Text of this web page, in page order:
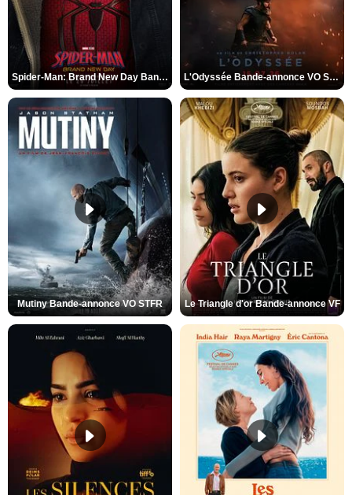
Spider-Man: Brand New Day Bande-annonce VO STFR L'Odyssée Bande-annonce VO STFR
Mutiny Bande-annonce VO STFR Le Triangle d'or Bande-annonce VF